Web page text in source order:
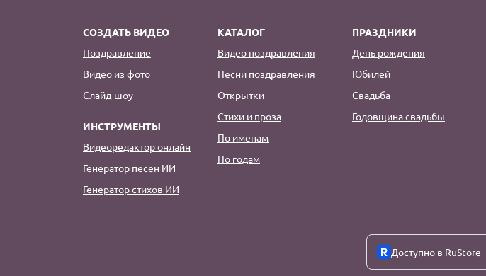
СОЗДАТЬ ВИДЕО
Поздравление
Видео из фото
Слайд-шоу
ИНСТРУМЕНТЫ
Видеоредактор онлайн
Генератор песен ИИ
Генератор стихов ИИ
КАТАЛОГ
Видео поздравления
Песни поздравления
Открытки
Стихи и проза
По именам
По годам
ПРАЗДНИКИ
День рождения
Юбилей
Свадьба
Годовщина свадьбы
Доступно в RuStore